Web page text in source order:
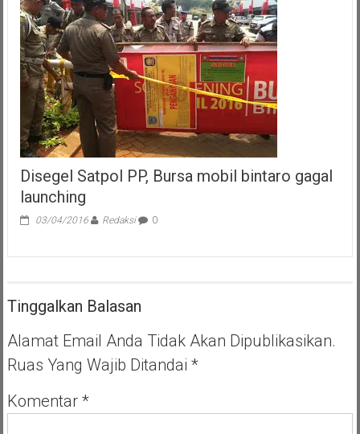
Disegel Satpol PP, Bursa mobil bintaro gagal
launching
03/04/2016 Redaksi 0
Tinggalkan Balasan
Alamat Email Anda Tidak Akan Dipublikasikan.
Ruas Yang Wajib Ditandai *
Komentar *